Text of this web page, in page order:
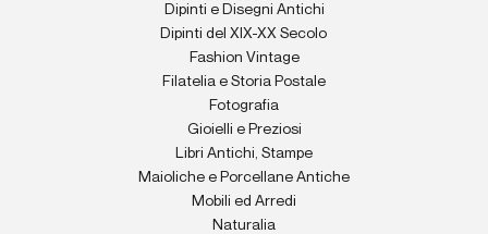
Dipinti e Disegni Antichi
Dipinti del XIX-XX Secolo
Fashion Vintage
Filatelia e Storia Postale
Fotografia
Gioielli e Preziosi
Libri Antichi, Stampe
Maioliche e Porcellane Antiche
Mobili ed Arredi
Naturalia